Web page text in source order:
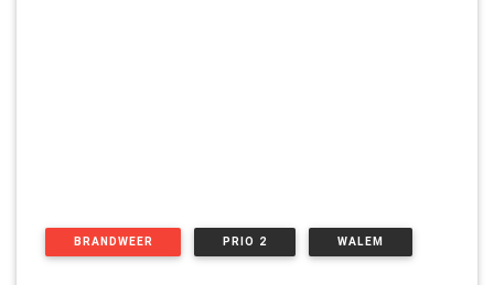
BRANDWEER PRIO 2 WALEM